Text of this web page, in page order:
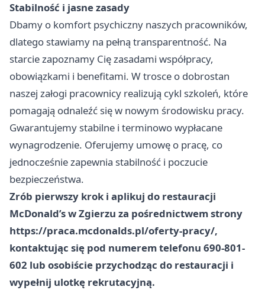
Stabilność i jasne zasady
Dbamy o komfort psychiczny naszych pracowników,
dlatego stawiamy na pełną transparentność. Na
starcie zapoznamy Cię zasadami współpracy,
obowiązkami i benefitami. W trosce o dobrostan
naszej załogi pracownicy realizują cykl szkoleń, które
pomagają odnaleźć się w nowym środowisku pracy.
Gwarantujemy stabilne i terminowo wypłacane
wynagrodzenie. Oferujemy umowę o pracę, co
jednocześnie zapewnia stabilność i poczucie
bezpieczeństwa.
Zrób pierwszy krok i aplikuj do restauracji
McDonald’s w Zgierzu za pośrednictwem strony
https://praca.mcdonalds.pl/oferty-pracy/,
kontaktując się pod numerem telefonu 690-801-
602 lub osobiście przychodząc do restauracji i
wypełnij ulotkę rekrutacyjną.